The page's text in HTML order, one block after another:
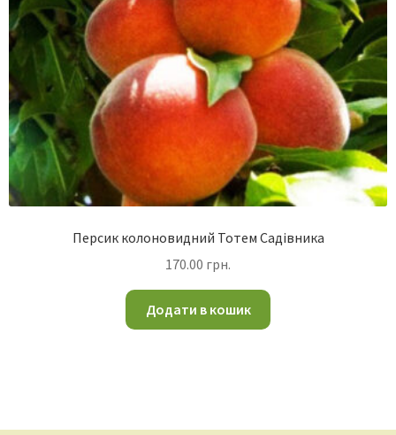
Персик колоновидний Тотем Садівника
170.00 грн.
Додати в кошик